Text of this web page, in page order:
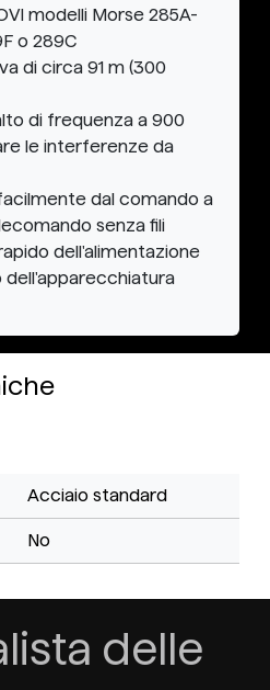
modelli Morse 285A-
o 289C
di circa 91 m (300
di frequenza a 900
le interferenze da
dal comando a
senza fili
dell'alimentazione
dell'apparecchiatura
Acciaio standard
No
delle